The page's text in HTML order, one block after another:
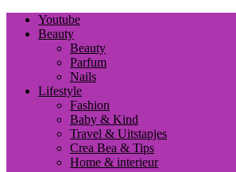
Youtube
Beauty
Beauty
Parfum
Nails
Lifestyle
Fashion
Baby & Kind
Travel & Uitstapjes
Crea Bea & Tips
Home & interieur